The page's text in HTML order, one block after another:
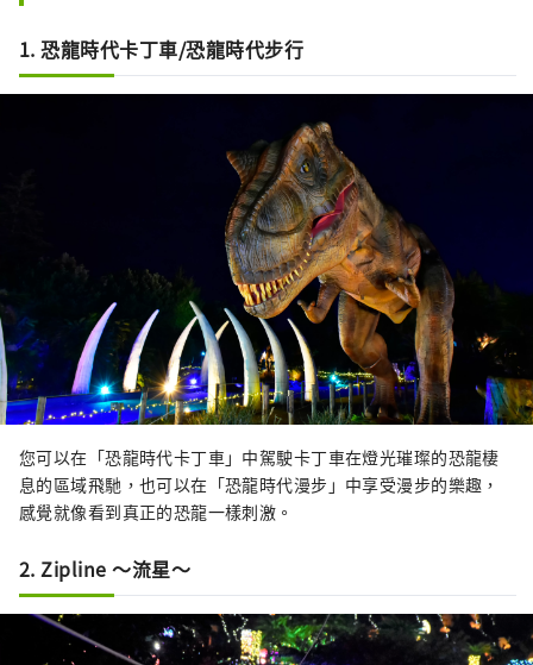
1. 恐龍時代卡丁車/恐龍時代步行
您可以在「恐龍時代卡丁車」中駕駛卡丁車在燈光璀璨的恐龍棲
息的區域飛馳，也可以在「恐龍時代漫步」中享受漫步的樂趣，
感覺就像看到真正的恐龍一樣刺激。
2. Zipline ～流星～